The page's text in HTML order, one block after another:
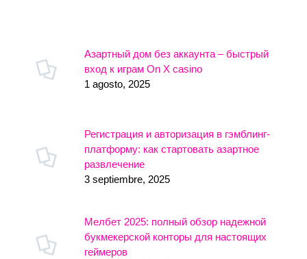
Азартный дом без аккаунта – быстрый
вход к играм On X casino
1 agosto, 2025
Регистрация и авторизация в гэмблинг-
платформу: как стартовать азартное
развлечение
3 septiembre, 2025
Мелбет 2025: полный обзор надежной
букмекерской конторы для настоящих
геймеров